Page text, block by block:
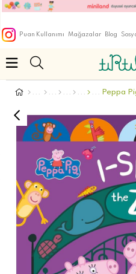
Puan Kullanımı Mağazalar Blog